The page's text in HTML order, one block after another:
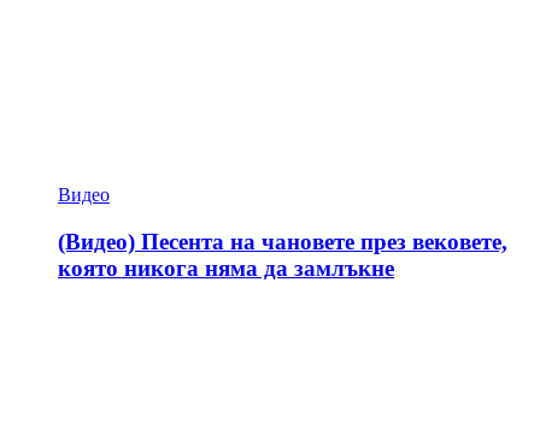
Видео
(Видео) Песента на чановете през вековете,
която никога няма да замлъкне